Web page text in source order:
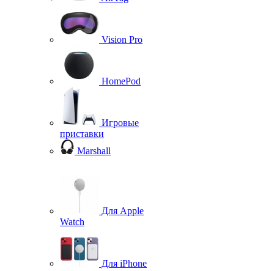
Vision Pro
HomePod
Игровые
приставки
Marshall
Для Apple
Watch
Для iPhone